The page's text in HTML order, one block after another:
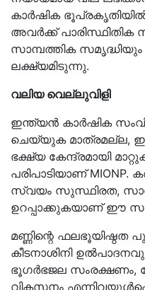
കാർഷിക
അവർക്ക്
സാമ്പത്തിക സമൃദ്ധിയും
ലക്ഷ്യമിടുന്നു.
വലിയ വെല്ലുവിളി
ഇന്ത്യൻ കാർഷിക
ചെയ്യുക മാത്രമല്ല,
ഭക്ഷ്യ കേന്ദ്രമായി
പരിപാടിയാണ്
സ്വയം സുസ്ഥിരത,
ഉറപ്പാക്കുകയാണ് ഈ
മണ്ണിന്റെ
കീടനാശിനി
ഭൂഗർഭജല സംരക്ഷണം,
വികസനം